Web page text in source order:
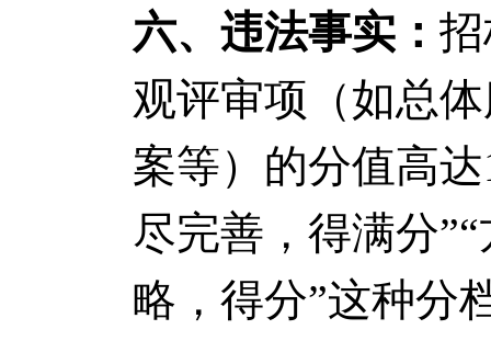
六、违法事实：
观评审项（如总
案等）的分值高
尽完善，得满分
略，得分”这种分